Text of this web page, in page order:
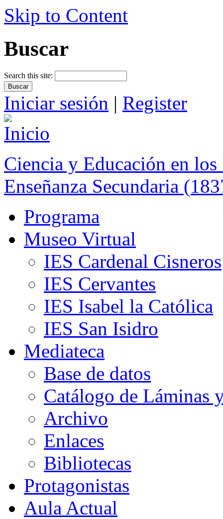
Skip to Content
Buscar
Search this site:
Iniciar sesión | Register
Ciencia y Educación en
Enseñanza Secundaria
Programa
Museo Virtual
IES Cardenal Cisneros
IES Cervantes
IES Isabel la Católica
IES San Isidro
Mediateca
Base de datos
Catálogo de Láminas
Archivo
Enlaces
Bibliotecas
Protagonistas
Aula Actual